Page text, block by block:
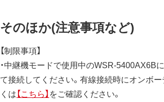
そのほか(注意事項など)
【制限事項】
・中継機モードで使用中のWSR-5400AX6B
て接続してください。有線接続時にオンボ
くは【こちら】をご確認ください。